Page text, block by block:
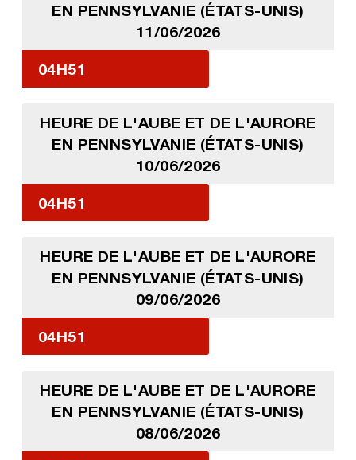
EN PENNSYLVANIE (ÉTATS-UNIS)
11/06/2026
04H51
HEURE DE L'AUBE ET DE L'AURORE
EN PENNSYLVANIE (ÉTATS-UNIS)
10/06/2026
04H51
HEURE DE L'AUBE ET DE L'AURORE
EN PENNSYLVANIE (ÉTATS-UNIS)
09/06/2026
04H51
HEURE DE L'AUBE ET DE L'AURORE
EN PENNSYLVANIE (ÉTATS-UNIS)
08/06/2026